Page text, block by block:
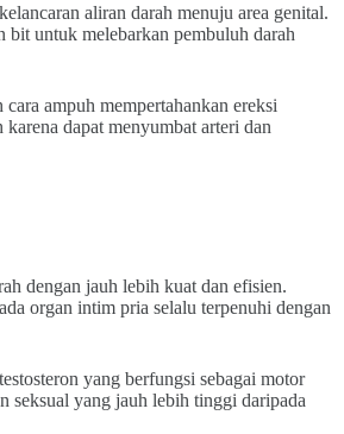
aliran darah menuju area genital.
bit untuk melebarkan pembuluh darah
ampuh mempertahankan ereksi
dapat menyumbat arteri dan
dengan jauh lebih kuat dan efisien.
organ intim pria selalu terpenuhi dengan
yang berfungsi sebagai motor
seksual yang jauh lebih tinggi daripada